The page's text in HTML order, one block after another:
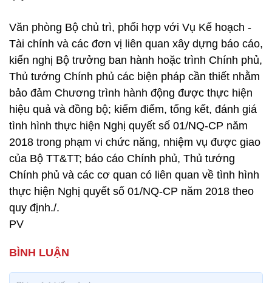
Văn phòng Bộ chủ trì, phối hợp với Vụ Kế hoạch -
Tài chính và các đơn vị liên quan xây dựng báo cáo,
kiến nghị Bộ trưởng ban hành hoặc trình Chính phủ,
Thủ tướng Chính phủ các biện pháp cần thiết nhằm
bảo đảm Chương trình hành động được thực hiện
hiệu quả và đồng bộ; kiểm điểm, tổng kết, đánh giá
tình hình thực hiện Nghị quyết số 01/NQ-CP năm
2018 trong phạm vi chức năng, nhiệm vụ được giao
của Bộ TT&TT; báo cáo Chính phủ, Thủ tướng
Chính phủ và các cơ quan có liên quan về tình hình
thực hiện Nghị quyết số 01/NQ-CP năm 2018 theo
quy định./.
PV